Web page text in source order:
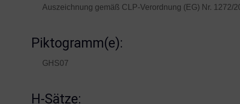
Auszeichnung gemäß CLP-Verordnung (EG) Nr. 1272/
Piktogramm(e):
GHS07
H-Sätze: